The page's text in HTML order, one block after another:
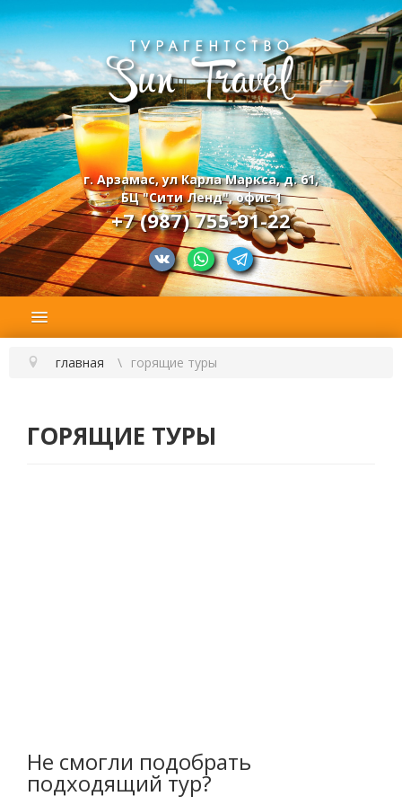
г. Арзамас, ул Карла Маркса, д. 61,
БЦ "Сити Ленд", офис 1
+7 (987) 755-91-22
главная горящие туры
ГОРЯЩИЕ ТУРЫ
Не смогли подобрать
подходящий тур?